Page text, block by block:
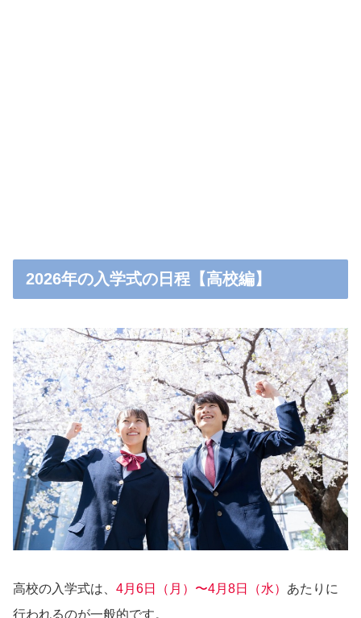
2026年の入学式の日程【高校編】
高校の入学式は、 4月6日（月）〜4月8日（水） あたりに
行われるのが一般的です。